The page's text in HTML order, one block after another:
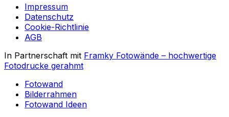
Impressum
Datenschutz
Cookie-Richtlinie
AGB
In Partnerschaft mit Framky Fotowände – hochwertige
Fotodrucke gerahmt
Fotowand
Bilderrahmen
Fotowand Ideen